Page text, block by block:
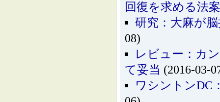
回復を求める法
研究：大麻が
08)
レビュー：カ
て妥当 (2016-03-
ワシントンDC